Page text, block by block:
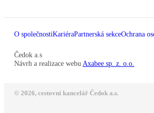
O společnostiKariéraPartnerská sekceOchrana
Čedok a.s
Návrh a realizace webu Axabee sp. z. o.o.
© 2026, cestovní kancelář Čedok a.s.